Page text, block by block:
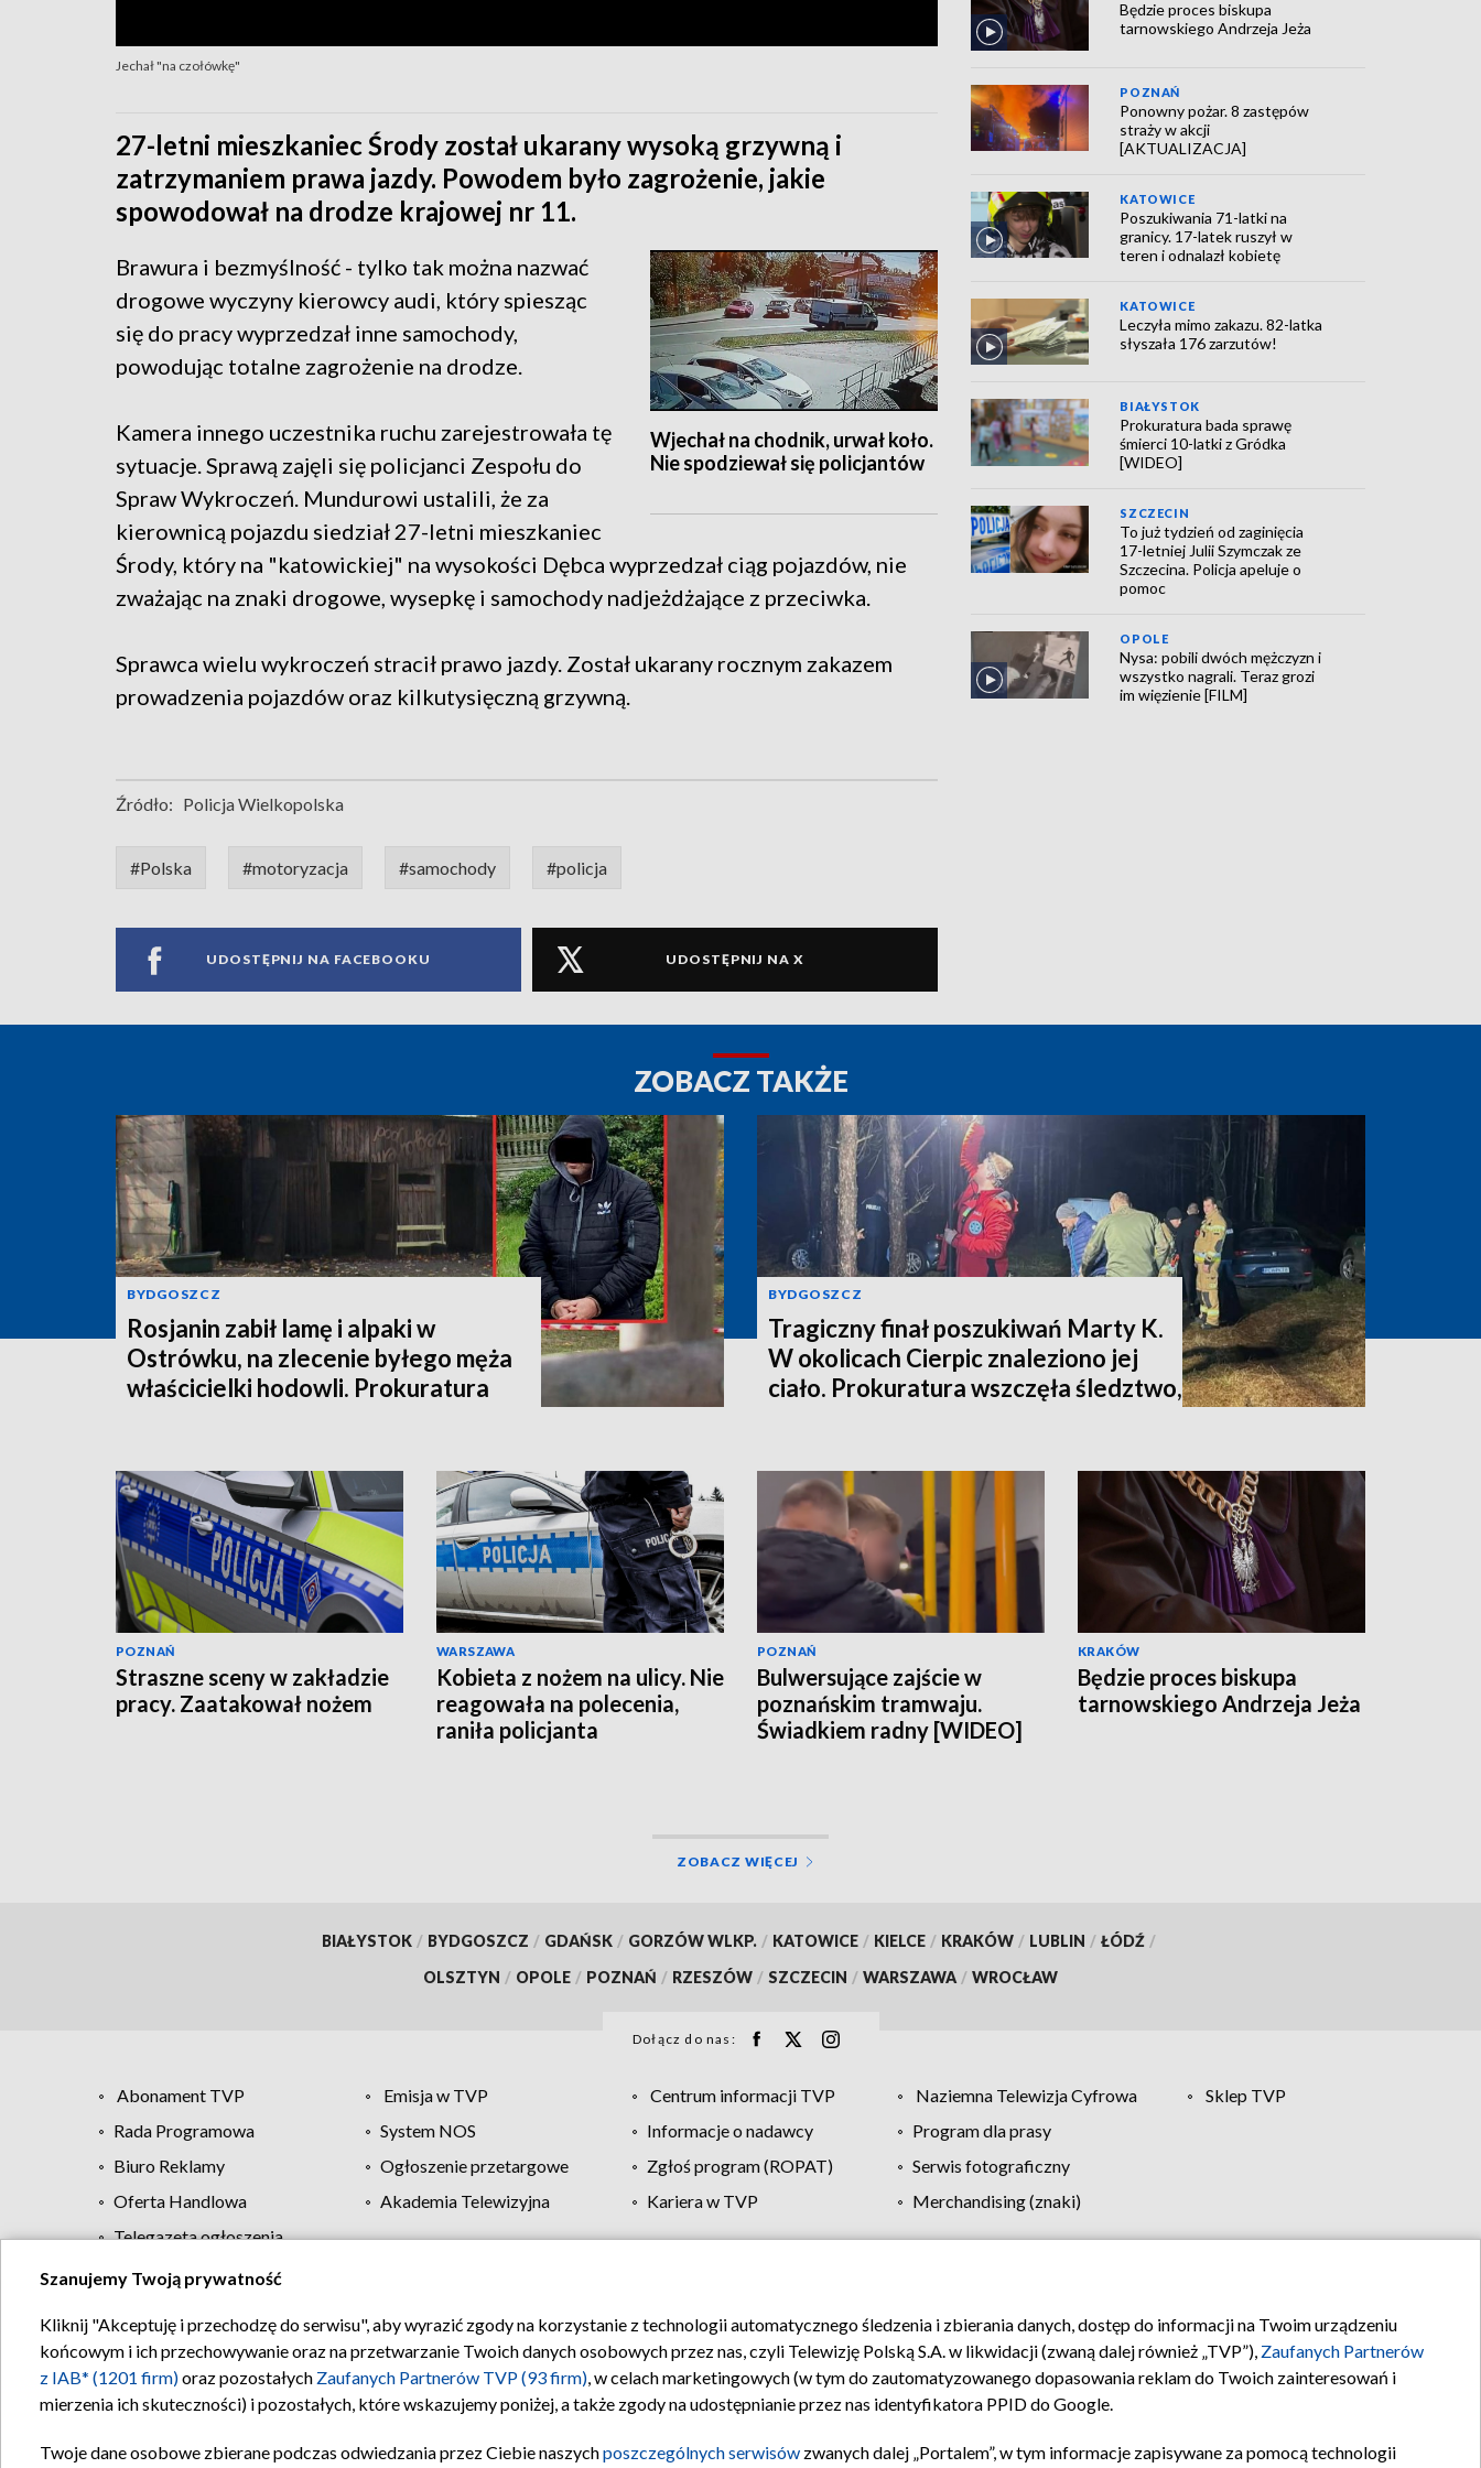
Jechał "na czołówkę"
27-letni mieszkaniec Środy został ukarany wysoką grzywną i
zatrzymaniem prawa jazdy. Powodem było zagrożenie, jakie
spowodował na drodze krajowej nr 11.
Wjechał na chodnik, urwał koło.
Nie spodziewał się policjantów
Brawura i bezmyślność - tylko tak można nazwać
drogowe wyczyny kierowcy audi, który spiesząc
się do pracy wyprzedzał inne samochody,
powodując totalne zagrożenie na drodze.
Kamera innego uczestnika ruchu zarejestrowała tę
sytuacje. Sprawą zajęli się policjanci Zespołu do
Spraw Wykroczeń. Mundurowi ustalili, że za
kierownicą pojazdu siedział 27-letni mieszkaniec
Środy, który na "katowickiej" na wysokości Dębca wyprzedzał ciąg pojazdów, nie
zważając na znaki drogowe, wysepkę i samochody nadjeżdżające z przeciwka.
Sprawca wielu wykroczeń stracił prawo jazdy. Został ukarany rocznym zakazem
prowadzenia pojazdów oraz kilkutysięczną grzywną.
Źródło: Policja Wielkopolska
#Polska #motoryzacja #samochody #policja
UDOSTĘPNIJ NA FACEBOOKU UDOSTĘPNIJ NA X
Będzie proces biskupa
tarnowskiego Andrzeja Jeża
POZNAŃ
Ponowny pożar. 8 zastępów
straży w akcji
[AKTUALIZACJA]
KATOWICE
Poszukiwania 71-latki na
granicy. 17-latek ruszył w
teren i odnalazł kobietę
KATOWICE
Leczyła mimo zakazu. 82-latka
słyszała 176 zarzutów!
BIAŁYSTOK
Prokuratura bada sprawę
śmierci 10-latki z Gródka
[WIDEO]
SZCZECIN
To już tydzień od zaginięcia
17-letniej Julii Szymczak ze
Szczecina. Policja apeluje o
pomoc
OPOLE
Nysa: pobili dwóch mężczyzn i
wszystko nagrali. Teraz grozi
im więzienie [FILM]
ZOBACZ TAKŻE
BYDGOSZCZ
Rosjanin zabił lamę i alpaki w
Ostrówku, na zlecenie byłego męża
właścicielki hodowli. Prokuratura
BYDGOSZCZ
Tragiczny finał poszukiwań Marty K.
W okolicach Cierpic znaleziono jej
ciało. Prokuratura wszczęła śledztwo,
POZNAŃ
Straszne sceny w zakładzie
pracy. Zaatakował nożem
WARSZAWA
Kobieta z nożem na ulicy. Nie
reagowała na polecenia,
raniła policjanta
POZNAŃ
Bulwersujące zajście w
poznańskim tramwaju.
Świadkiem radny [WIDEO]
KRAKÓW
Będzie proces biskupa
tarnowskiego Andrzeja Jeża
ZOBACZ WIĘCEJ
BIAŁYSTOK / BYDGOSZCZ / GDAŃSK / GORZÓW WLKP. / KATOWICE / KIELCE / KRAKÓW / LUBLIN / ŁÓDŹ /
OLSZTYN / OPOLE / POZNAŃ / RZESZÓW / SZCZECIN / WARSZAWA / WROCŁAW
Dołącz do nas:
Abonament TVP Emisja w TVP Centrum informacji TVP Naziemna Telewizja Cyfrowa
Sklep TVP
Rada Programowa
System NOS Informacje o nadawcy
Program dla prasy
Biuro Reklamy
Ogłoszenie przetargowe Zgłoś program (ROPAT)
Serwis fotograficzny
Oferta Handlowa
Akademia Telewizyjna Kariera w TVP
Merchandising (znaki)
Telegazeta ogłoszenia
Regulamin TVP Polityka prywatności Moje zgody Pomoc Biuro reklamy Kontakt
Szanujemy Twoją prywatność
Kliknij "Akceptuję i przechodzę do serwisu", aby wyrazić zgody na korzystanie z technologii automatycznego śledzenia i zbierania danych, dostęp do informacji na Twoim urządzeniu
końcowym i ich przechowywanie oraz na przetwarzanie Twoich danych osobowych przez nas, czyli Telewizję Polską S.A. w likwidacji (zwaną dalej również „TVP”), Zaufanych Partnerów
z IAB* (1201 firm)oraz pozostałych Zaufanych Partnerów TVP (93 firm), w celach marketingowych (w tym do zautomatyzowanego dopasowania reklam do Twoich zainteresowań i
mierzenia ich skuteczności) i pozostałych, które wskazujemy poniżej, a także zgody na udostępnianie przez nas identyfikatora PPID do Google.
Twoje dane osobowe zbierane podczas odwiedzania przez Ciebie naszychposzczególnych serwisów zwanych dalej „Portalem”, w tym informacje zapisywane za pomocą technologii